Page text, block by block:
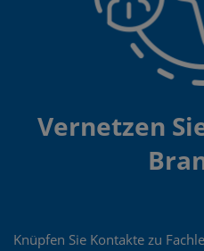
Vernetzen
Knüpfen Sie Kontakte zu